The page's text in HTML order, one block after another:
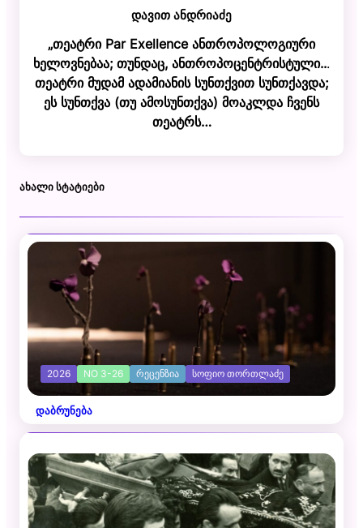
დავით ანდრიაძე
„თეატრი Par Exellence ანთროპოლოგიური
ხელოვნებაა; თუნდაც, ანთროპოცენტრისტული...
თეატრი მუდამ ადამიანის სუნთქვით სუნთქავდა;
ეს სუნთქვა (თუ ამოსუნთქვა) მოაკლდა ჩვენს
თეატრს…
ᲐᲮᲐᲚᲘ ᲡᲢᲐᲢᲘᲔᲑᲘ
2026 NO 3-26 ᲠᲔᲪᲔᲜᲖᲘᲐ ᲡᲝᲤᲘᲝ ᲗᲝᲠᲗᲚᲐᲫᲔ
დაბრუნება